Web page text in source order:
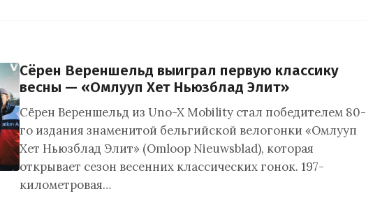
Сёрен Вереншельд выиграл первую классику
весны — «Омлууп Хет Ньюзблад Элит»
Сёрен Вереншельд из Uno-X Mobility стал победителем 80-
го издания знаменитой бельгийской велогонки «Омлууп
Хет Ньюзблад Элит» (Omloop Nieuwsblad), которая
открывает сезон весенних классических гонок. 197-
километровая…